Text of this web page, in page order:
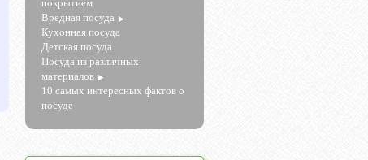
покрытием
Вредная посуда
Кухонная посуда
Детская посуда
Посуда из различных
материалов
10 самых интересных фактов о
посуде